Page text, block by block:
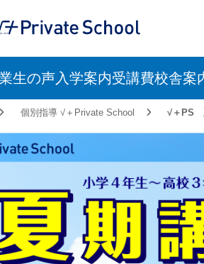
お茶ゼミ√＋（ルータス）
生の声入学案内受講費校舎案
個別指導 √＋Private School √＋PS